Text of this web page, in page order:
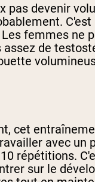
pas devenir
C'est
femmes ne
de
cet
avec un
répétitions.
sur le